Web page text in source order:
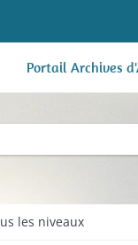
Portail Archives
les niveaux